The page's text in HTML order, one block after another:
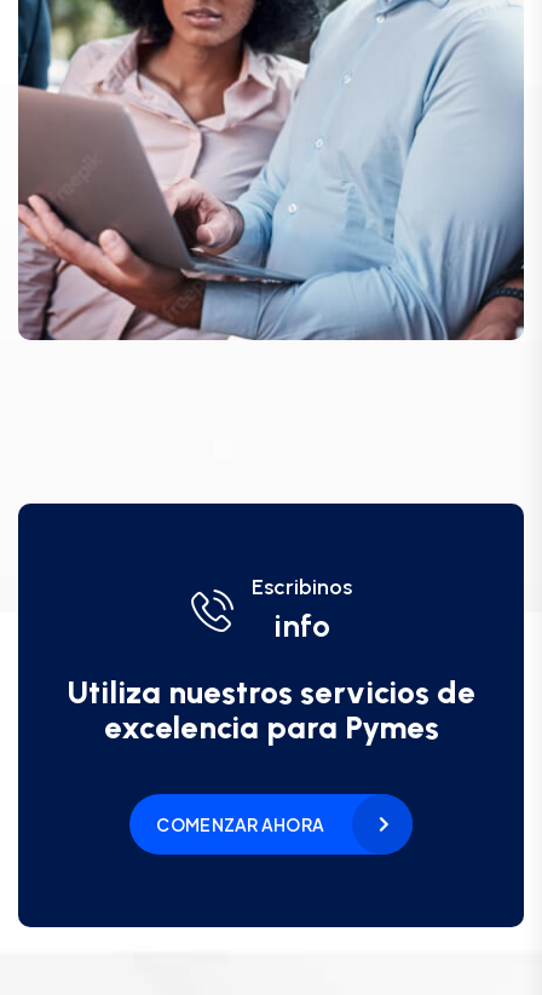
Escribinos
info
Utiliza nuestros servicios de
excelencia para Pymes
COMENZAR AHORA